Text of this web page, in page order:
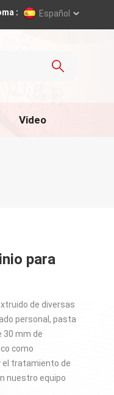
: Español
Video
para
de diversas
personal, pasta
30 mm de
como
el tratamiento de
nuestro equipo